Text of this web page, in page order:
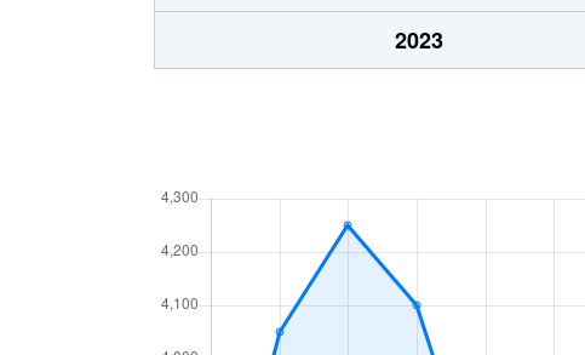
3,000万円
岡津町
3,300万円 緑園都市
桂坂
3,900万円 弥生台
上飯田町
4,600万円
2023